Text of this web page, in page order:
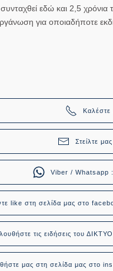
εδώ και 2,5
για οποιαδήποτε
Καλέστε
Στείλτε
Viber / Whatsapp
like στη σελίδα μας στο
τις ειδήσεις του
μας στη σελίδα μας στο